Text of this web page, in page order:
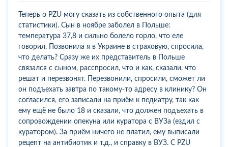
Теперь о PZU могу сказать из собственного опыта (для
статистики). Сын в ноябре заболел в Польше:
температура 37,8 и сильно болело горло, что еле
говорил. Позвонила я в Украине в страховую, спросила,
что делать? Сразу же их представитель в Польше
связался с сыном, расспросил, что и как, сказали, что
решат и перезвонят. Перезвонили, спросили, сможет ли
он подъехать завтра по такому-то адресу в клинику? Он
согласился, его записали на приём к педиатру, так как
ему ещё не было 18 и сказали, что должен подъехать в
сопровождении опекуна или куратора с ВУЗа (ездил с
куратором). За приём ничего не платил, ему выписали
рецепт на антибиотик и т.д., и справку в ВУЗ. С PZU